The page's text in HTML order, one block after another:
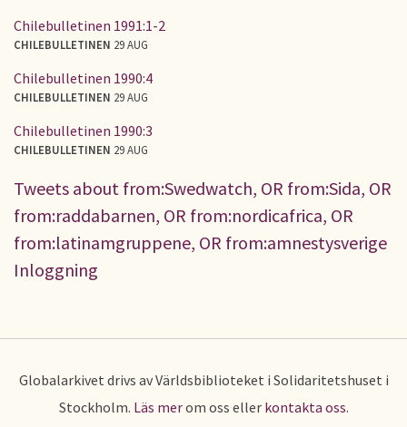
Chilebulletinen 1991:1-2
CHILEBULLETINEN 29 AUG
Chilebulletinen 1990:4
CHILEBULLETINEN 29 AUG
Chilebulletinen 1990:3
CHILEBULLETINEN 29 AUG
Tweets about from:Swedwatch, OR from:Sida, OR
from:raddabarnen, OR from:nordicafrica, OR
from:latinamgruppene, OR from:amnestysverige
Inloggning
Globalarkivet drivs av Världsbiblioteket i Solidaritetshuset i
Stockholm. Läs merom oss eller kontakta oss.